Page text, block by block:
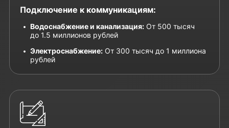
Подключение к коммуникациям:
Водоснабжение и канализация: От 500 тысяч
до 1.5 миллионов рублей
Электроснабжение: От 300 тысяч до 1 миллиона
рублей